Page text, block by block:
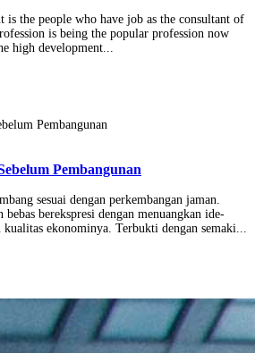
is the people who have job as the consultant of
is being the popular profession now
high development...
Pembangunan
sesuai dengan perkembangan jaman.
berekspresi dengan menuangkan ide-
ekonominya. Terbukti dengan semaki...